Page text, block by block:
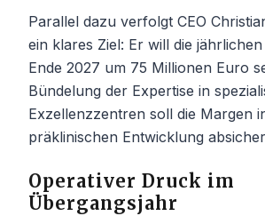
Parallel dazu verfolgt CEO
ein klares Ziel: Er will die
Ende 2027 um 75 Millionen Euro
Bündelung der Expertise in
Exzellenzzentren soll die Margen
präklinischen Entwicklung
Operativer Druck im
Übergangsjahr